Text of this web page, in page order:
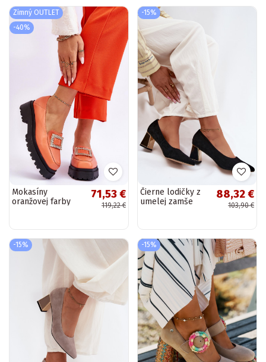
Zimný OUTLET
-40%
Mokasíny
oranžovej farby
71,53 €
119,22 €
-15%
Čierne lodičky z
umelej zamše
88,32 €
103,90 €
-15% -15%